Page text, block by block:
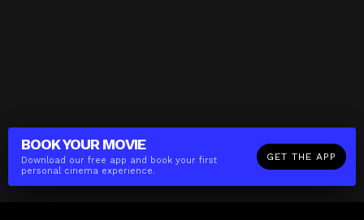
BOOK YOUR MOVIE
Download our free app and book your first
personal cinema experience.
GET THE APP